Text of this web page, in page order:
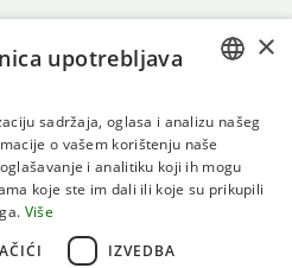
ENGLISH
×
upotrebljava
sadržaja, oglasa i analizu našeg
o vašem korištenju naše
i analitiku koji ih mogu
koje ste im dali ili koje su prikupili
Više
IZVEDBA